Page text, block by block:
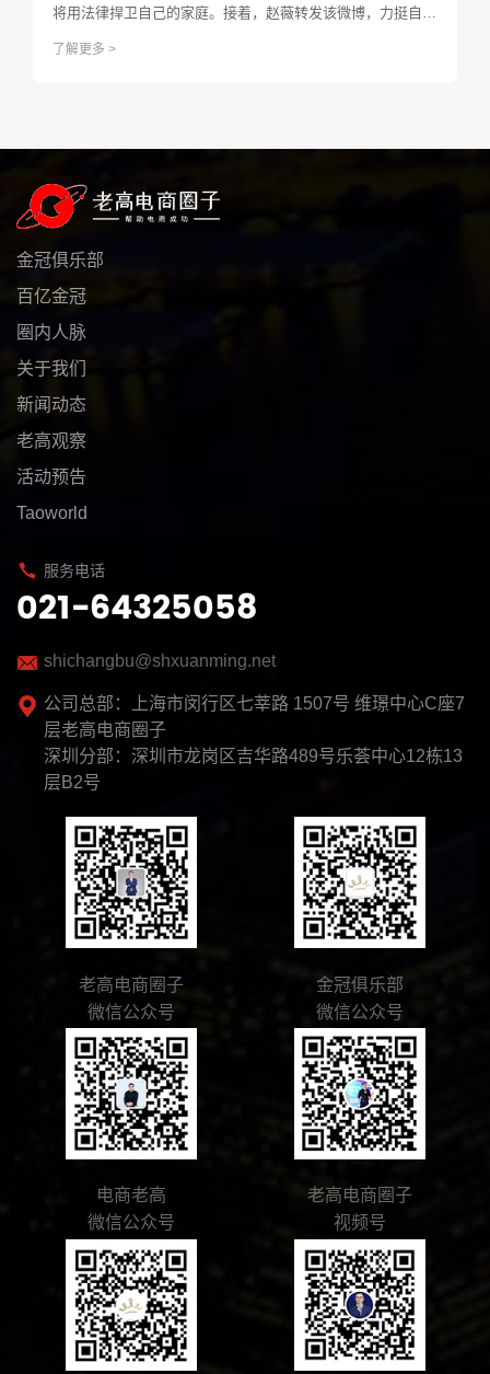
将用法律捍卫自己的家庭。接着，赵薇转发该微博，力挺自己
了解更多 >
金冠俱乐部
百亿金冠
圈内人脉
关于我们
新闻动态
老高观察
活动预告
Taoworld
服务电话
021-64325058
shichangbu@shxuanming.net
公司总部：上海市闵行区七莘路 1507号 维璟中心C座7
层老高电商圈子
深圳分部：深圳市龙岗区吉华路489号乐荟中心12栋13
层B2号
老高电商圈子
微信公众号
金冠俱乐部
微信公众号
电商老高
微信公众号
老高电商圈子
视频号